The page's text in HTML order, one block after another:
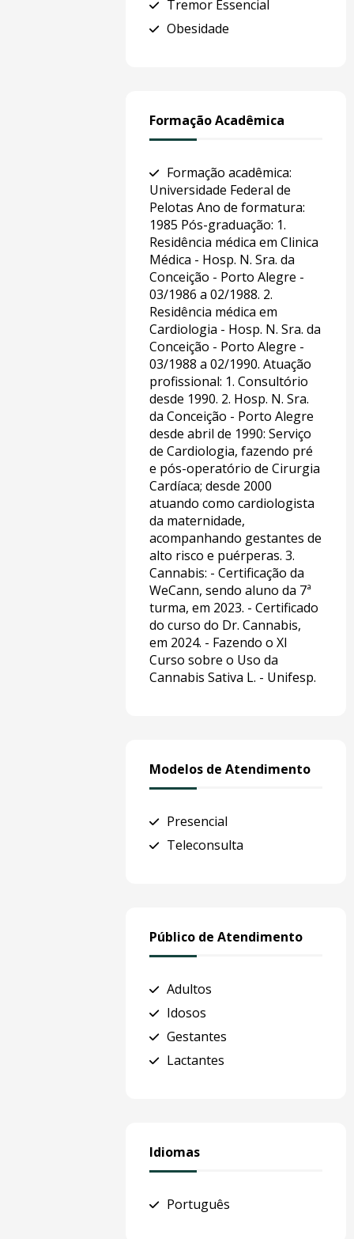
Tremor Essencial
Obesidade
Formação Acadêmica
Formação acadêmica:
Universidade Federal de
Pelotas Ano de formatura:
1985 Pós-graduação: 1.
Residência médica em Clinica
Médica - Hosp. N. Sra. da
Conceição - Porto Alegre -
03/1986 a 02/1988. 2.
Residência médica em
Cardiologia - Hosp. N. Sra. da
Conceição - Porto Alegre -
03/1988 a 02/1990. Atuação
profissional: 1. Consultório
desde 1990. 2. Hosp. N. Sra.
da Conceição - Porto Alegre
desde abril de 1990: Serviço
de Cardiologia, fazendo pré
e pós-operatório de Cirurgia
Cardíaca; desde 2000
atuando como cardiologista
da maternidade,
acompanhando gestantes de
alto risco e puérperas. 3.
Cannabis: - Certificação da
WeCann, sendo aluno da 7ª
turma, em 2023. - Certificado
do curso do Dr. Cannabis,
em 2024. - Fazendo o XI
Curso sobre o Uso da
Cannabis Sativa L. - Unifesp.
Modelos de Atendimento
Presencial
Teleconsulta
Público de Atendimento
Adultos
Idosos
Gestantes
Lactantes
Idiomas
Português